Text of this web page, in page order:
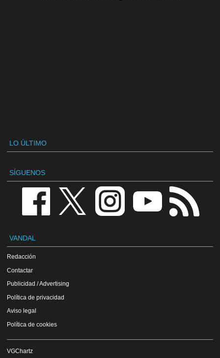
LO ÚLTIMO
SÍGUENOS
VANDAL
Redacción
Contactar
Publicidad / Advertising
Política de privacidad
Aviso legal
Política de cookies
VGChartz